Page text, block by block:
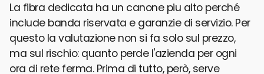
La fibra dedicata ha un canone piu alto perché
include banda riservata e garanzie di servizio. Per
questo la valutazione non si fa solo sul prezzo,
ma sul rischio: quanto perde l'azienda per ogni
ora di rete ferma. Prima di tutto, però, serve